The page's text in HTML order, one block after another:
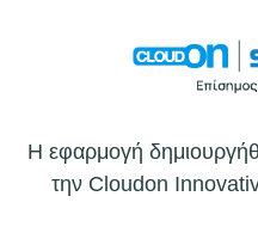
Η εφαρμογή
την Cloudon